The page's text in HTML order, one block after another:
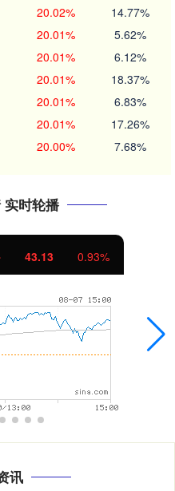
20.02% 14.77%
20.01% 5.62%
20.01% 6.12%
20.01% 18.37%
20.01% 6.83%
20.01% 17.26%
20.00% 7.68%
实时轮播
43.13 0.93%
讯